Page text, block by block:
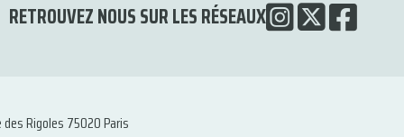
RETROUVEZ NOUS SUR LES RÉSEAUX
Rigoles 75020 Paris